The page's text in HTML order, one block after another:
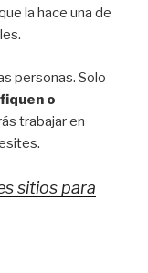
la hace una de
personas. Solo
o
trabajar en
sitios para